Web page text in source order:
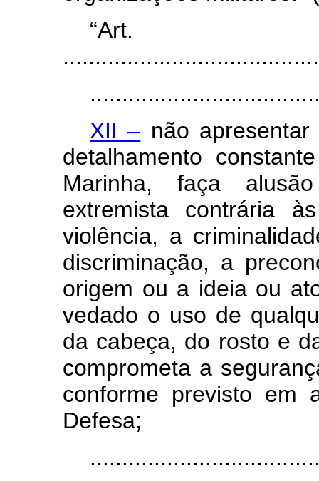
XII – não
detalhamento
Marinha, faça
extremista contrária
violência, a
discriminação, a
origem ou a ideia ou
vedado o uso de
da cabeça, do rosto e
comprometa a
conforme previsto em
Defesa;